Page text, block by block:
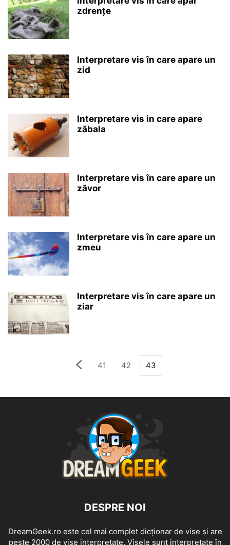
zdrențe
Interpretare vis în care apare un
zid
Interpretare vis in care apare
zăbala
Interpretare vis în care apare un
zăvor
Interpretare vis în care apare un
zmeu
Interpretare vis în care apare un
ziar
41 42 43
DESPRE NOI
DreamGeek.ro este cel mai complet dicționar de vise și are
peste 2000 de vise interpretate. Visele sunt interpretate în